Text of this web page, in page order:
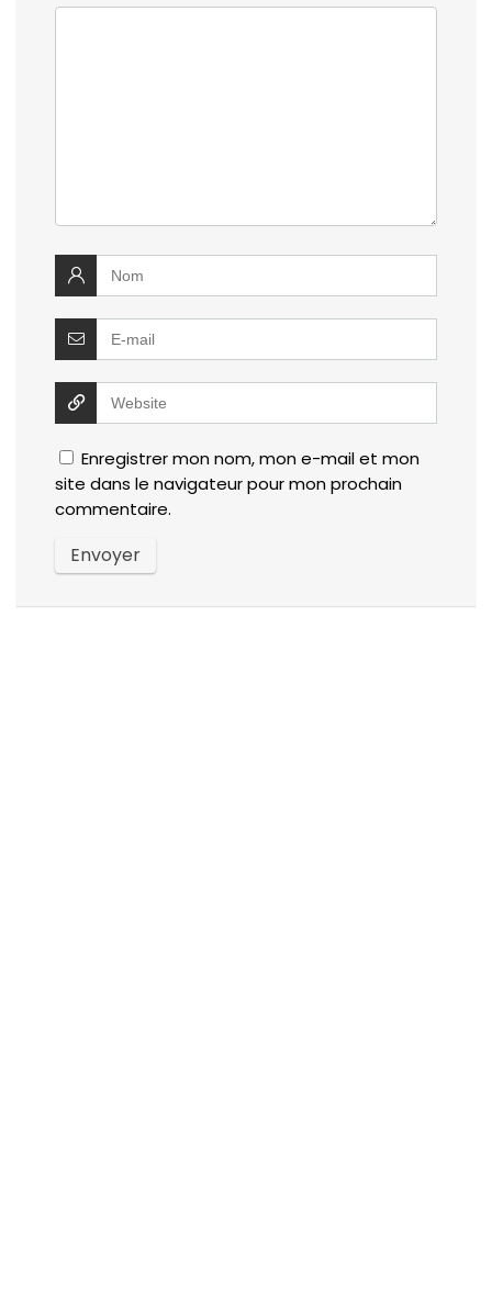
Enregistrer mon nom, mon e-mail et mon
site dans le navigateur pour mon prochain
commentaire.